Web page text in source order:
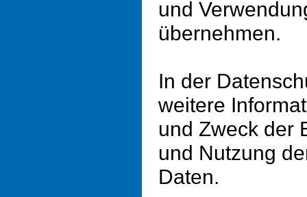
und
übernehmen.
In der
weitere
und Zweck der
und Nutzung
Daten.